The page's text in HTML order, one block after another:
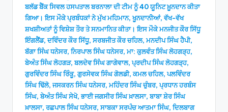
ਬਲੱਡ ਬੈਂਕ ਸਿਵਲ ਹਸਪਤਾਲ ਬਰਨਾਲਾ ਦੀ ਟੀਮ ਨੂੰ 40 ਯੂਨਿਟ ਖ਼ੂਨਦਾਨ ਕੀਤਾ
ਗਿਆ। ਇਸ ਮੌਕੇ ਪ੍ਰਬੰਧਕਾਂ ਨੇ ਮੁੱਖ ਮਹਿਮਾਨ, ਖੂਨਦਾਨੀਆਂ, ਵੱਖ-ਵੱਖ
ਸ਼ਖਸ਼ੀਅਤਾਂ ਨੂੰ ਵਿਸ਼ੇਸ਼ ਤੌਰ ਤੇ ਸਨਮਾਨਿਤ ਕੀਤਾ। ਇਸ ਮੌਕੇ ਮਨਜੀਤ ਕੌਰ ਸਿੱਧੂ
ਇੰਗਲੈਂਡ, ਦਵਿੰਦਰ ਕੌਰ ਸਿੱਧੂ, ਸਰਬਜੀਤ ਕੌਰ ਚਹਿਲ, ਮਨਦੀਪ ਸਿੰਘ ਹੈਪੀ,
ਬੱਗਾ ਸਿੰਘ ਧਨੇਸਰ, ਨਿਰਪਾਲ ਸਿੰਘ ਧਨੇਸਰ, ਮਾ: ਕੁਲਵੰਤ ਸਿੰਘ ਲੋਹਗੜ੍ਹ,
ਬੇਅੰਤ ਸਿੰਘ ਲੋਹਗੜ, ਬਲਦੇਵ ਸਿੰਘ ਗਾਗੇਵਾਲ, ਪ੍ਰਦੀਪ ਸਿੰਘ ਲੋਹਗੜ੍ਹ,
ਗੁਰਵਿੰਦਰ ਸਿੰਘ ਰਿੰਕੂ, ਗੁਰਸੇਵਕ ਸਿੰਘ ਗੋਲਡੀ, ਕਮਲ ਚਹਿਲ, ਪਲਵਿੰਦਰ
ਸਿੰਘ ਢਿੱਲੋ, ਜਸਕਰਨ ਸਿੰਘ ਧਨੇਸਰ, ਮਹਿੰਦਰ ਸਿੰਘ ਚੁੰਬਰ, ਪ੍ਰਧਾਨ ਹਰਬੰਸ
ਸਿੰਘ, ਬੇਅੰਤ ਸਿੰਘ ਸੇਖੋ, ਭਾਈ ਜਗਸੀਰ ਸਿੰਘ ਖ਼ਾਲਸਾ, ਬਾਬਾ ਸ਼ੇਰ ਸਿੰਘ
ਖ਼ਾਲਸਾ, ਰਛਪਾਲ ਸਿੰਘ ਧਨੇਸਰ, ਸਾਬਕਾ ਸਰਪੰਚ ਆਤਮਾ ਸਿੰਘ, ਦਿਲਬਾਗ